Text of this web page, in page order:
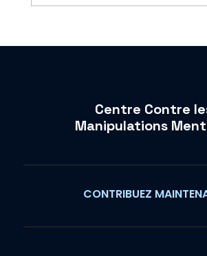
Centre Contre
Manipulations
CONTRIBUEZ